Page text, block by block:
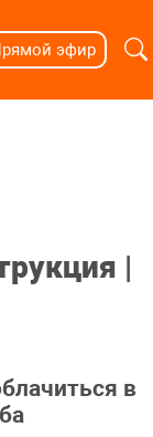
эфир
|
в